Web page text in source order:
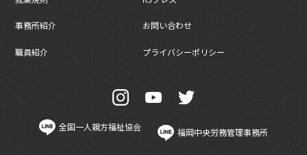
事務所紹介
職員紹介
お問い合わせ
プライバシーポリシー
全国一人親方福祉協会 福岡中央労務管理事務所